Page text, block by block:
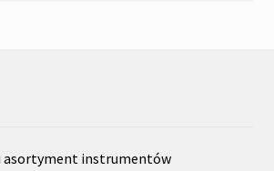
asortyment instrumentów